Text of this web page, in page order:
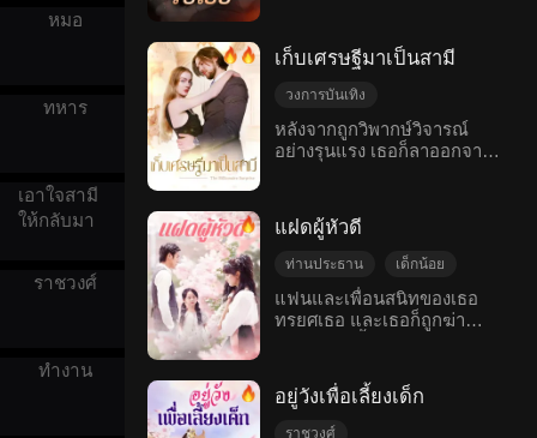
หมอ
ทหาร
เอาใจสามี
ให้กลับมา
ราชวงศ์
ทำงาน
ทั่งโหลวซินเยว่ถูกจับและเผย
ความจริงออกมา เซิงซวิ้นรู้สึก
เสียใจอย่างยิ่ง
ความฉลาดของหนูน้อยแสน
ฉลาดของเซียวอีหนิง อันจื่อฉี
ได้เข้ามาเป็นส่วนหนึ่งของ
เซียวโม่หลี
หลายอย่างในตัวหนิงชี ทำให้
เขาเริ่มมีวินัยในตนเองและ
ตั้งใจเรียน อีกทั้งยังตั้งใจไว้ว่า
เมื่อฟู่จิ่งเฉินเติบโตเป็นผู้ใหญ่
เขากลายเป็นนักธุรกิจที่โด่งดัง
ความสำเร็จก็คือไปที่บ้านเกิด
ของหนิงชีเพื่อขอแต่งงานกับ
เธอ
เก็บเศรษฐีมาเป็นสามี
วงการบันเทิง
วันไนท์สแตน
เด็กน้อย
ท่านประธาน
หลังจากถูกวิพากษ์วิจารณ์
อย่างรุนแรง เธอก็ลาออกจาก
มาดูกันว่าเธอแอบแต่งงานกับ
ซีอีโอ และกลับมาสู่จุดสุดยอด
แห่งความสำเร็จพร้อมกับลูกที่
แฝดผู้หัวดี
ท่านประธาน
เด็กน้อย
วันไนท์สแตน
ท้องแล้วหนี
การโต้กลับ
จบดี
แฟนและเพื่อนสนิทของเธอ
ทรยศเธอ และเธอก็ถูกฆ่า
ลูกแฝด แต่ได้รับแจ้งว่ามีเด็ก
คนหนึ่งเสียชีวิต ห้าปีต่อมา
หนิงซีเกลับมาพร้อมกับลูกสาว
อยู่วังเพื่อเลี้ยงเด็ก
ราชวงศ์